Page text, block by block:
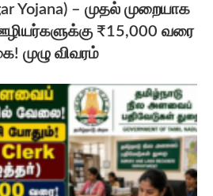
Yojana) – முதல் முறையாக
₹15,000 வரை
முழு விவரம்